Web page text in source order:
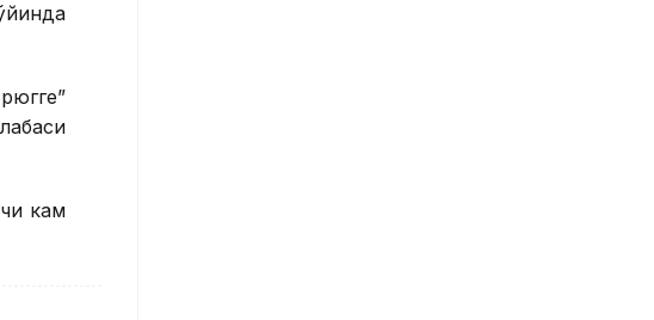
кам